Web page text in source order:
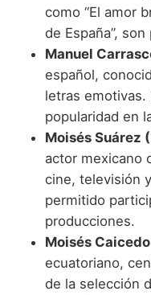
como “El amor
de España”,
Manuel
español,
letras emotivas.
popularidad en
Moisés Suárez
actor mexicano
cine, televisión
permitido
producciones.
Moisés
ecuatoriano,
de la selección